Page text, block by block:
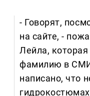
- Говорят,
на сайте, -
Лейла,
фамилию в
написано, что